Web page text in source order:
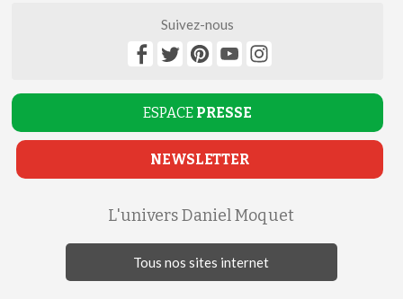
Suivez-nous
ESPACE PRESSE
NEWSLETTER
L'univers Daniel Moquet
Tous nos sites internet